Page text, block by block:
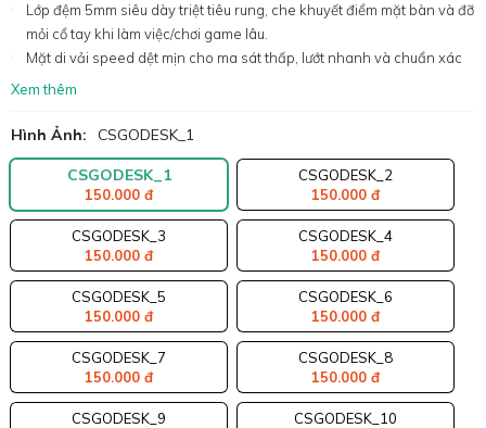
Lớp đệm 5mm siêu dày triệt tiêu rung, che khuyết điểm mặt bàn và đỡ
mỏi cổ tay khi làm việc/chơi game lâu.
Mặt di vải speed dệt mịn cho ma sát thấp, lướt nhanh và chuẩn xác
Xem thêm
Hình Ảnh: CSGODESK_1
CSGODESK_1
150.000 đ
CSGODESK_2
150.000 đ
CSGODESK_3
150.000 đ
CSGODESK_4
150.000 đ
CSGODESK_5
150.000 đ
CSGODESK_6
150.000 đ
CSGODESK_7
150.000 đ
CSGODESK_8
150.000 đ
CSGODESK_9
CSGODESK_10